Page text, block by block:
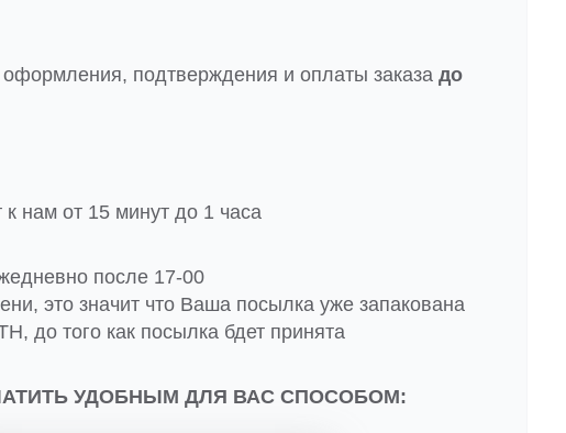
подтверждения и оплаты заказа до
нам от 15 минут до 1 часа
после 17-00
это значит что Ваша посылка уже запакована
до того как посылка бдет принята
УДОБНЫМ ДЛЯ ВАС СПОСОБОМ: